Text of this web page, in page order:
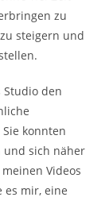
zu
steigern und
den
konnten
und sich näher
Videos
es mir, eine